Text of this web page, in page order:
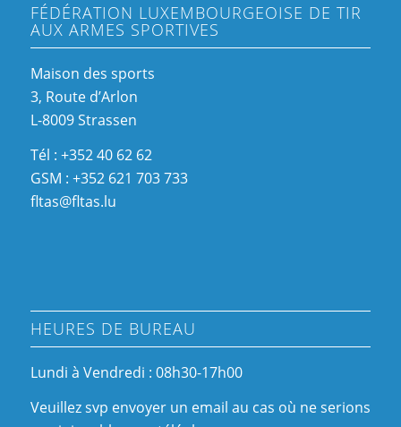
FÉDÉRATION LUXEMBOURGEOISE DE TIR
AUX ARMES SPORTIVES
Maison des sports
3, Route d’Arlon
L-8009 Strassen
Tél : +352 40 62 62
GSM : +352 621 703 733
fltas@fltas.lu
HEURES DE BUREAU
Lundi à Vendredi : 08h30-17h00
Veuillez svp envoyer un email au cas où ne serions